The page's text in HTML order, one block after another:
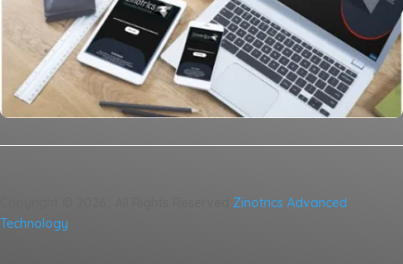
Zinotrics Advanced
Technology